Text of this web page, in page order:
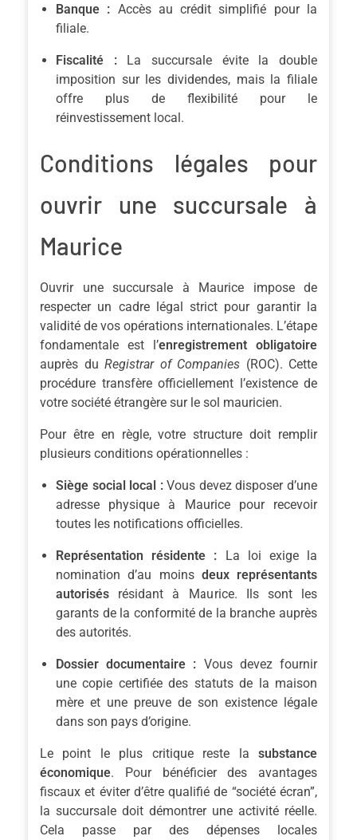
Banque : Accès au crédit simplifié pour la
filiale.
Fiscalité :La succursale évite la double
imposition sur les dividendes, mais la filiale
offre plus de flexibilité pour le
réinvestissement local.
Conditions légales pour
ouvrir une succursale à
Maurice
Ouvrir une succursale à Maurice impose de
respecter un cadre légal strict pour garantir la
validité de vos opérations internationales. L’étape
fondamentale est l’enregistrement obligatoire
auprès du Registrar of Companies (ROC). Cette
procédure transfère officiellement l’existence de
votre société étrangère sur le sol mauricien.
Pour être en règle, votre structure doit remplir
plusieurs conditions opérationnelles :
Siège social local :Vous devez disposer d’une
adresse physique à Maurice pour recevoir
toutes les notifications officielles.
Représentation résidente : La loi exige la
nomination d’au moins deux représentants
autorisés résidant à Maurice. Ils sont les
garants de la conformité de la branche auprès
des autorités.
Dossier documentaire : Vous devez fournir
une copie certifiée des statuts de la maison
mère et une preuve de son existence légale
dans son pays d’origine.
Le point le plus critique reste la substance
économique. Pour bénéficier des avantages
fiscaux et éviter d’être qualifié de “société écran”,
la succursale doit démontrer une activité réelle.
Cela passe par des dépenses locales